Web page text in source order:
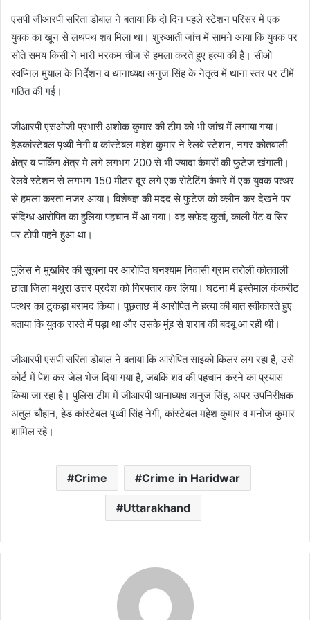
एसपी जीआरपी सरिता डोबाल ने बताया कि दो दिन पहले स्टेशन परिसर में एक
युवक का खून से लथपथ शव मिला था। शुरुआती जांच में सामने आया कि युवक पर
सोते समय किसी ने भारी भरकम चीज से हमला करते हुए हत्या की है। सीओ
स्वप्निल मुयाल के निर्देशन व थानाध्यक्ष अनुज सिंह के नेतृत्व में थाना स्तर पर टीमें
गठित की गई।
जीआरपी एसओजी प्रभारी अशोक कुमार की टीम को भी जांच में लगाया गया।
हेडकांस्टेबल पृथ्वी नेगी व कांस्टेबल महेश कुमार ने रेलवे स्टेशन, नगर कोतवाली
क्षेत्र व पार्किग क्षेत्र मे लगे लगभग 200 से भी ज्यादा कैमरों की फुटेज खंगाली।
रेलवे स्टेशन से लगभग 150 मीटर दूर लगे एक रोटेटिंग कैमरे में एक युवक पत्थर
से हमला करता नजर आया। विशेषज्ञ की मदद से फुटेज को क्लीन कर देखने पर
संदिग्ध आरोपित का हुलिया पहचान में आ गया। वह सफेद कुर्ता, काली पेंट व सिर
पर टोपी पहने हुआ था।
पुलिस ने मुखबिर की सूचना पर आरोपित घनश्याम निवासी ग्राम तरोली कोतवाली
छाता जिला मथुरा उत्तर प्रदेश को गिरफ्तार कर लिया। घटना में इस्तेमाल कंकरीट
पत्थर का टुकड़ा बरामद किया। पूछताछ में आरोपित ने हत्या की बात स्वीकारते हुए
बताया कि युवक रास्ते में पड़ा था और उसके मुंह से शराब की बदबू आ रही थी।
जीआरपी एसपी सरिता डोबाल ने बताया कि आरोपित साइको किलर लग रहा है, उसे
कोर्ट में पेश कर जेल भेज दिया गया है, जबकि शव की पहचान करने का प्रयास
किया जा रहा है। पुलिस टीम में जीआरपी थानाध्यक्ष अनुज सिंह, अपर उपनिरीक्षक
अतुल चौहान, हेड कांस्टेबल पृथ्वी सिंह नेगी, कांस्टेबल महेश कुमार व मनोज कुमार
शामिल रहे।
Crime Crime in Haridwar
Uttarakhand